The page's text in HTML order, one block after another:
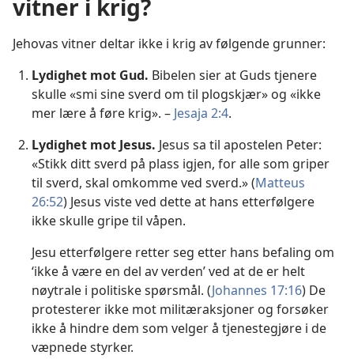
vitner i krig?
Jehovas vitner deltar ikke i krig av følgende grunner:
Lydighet mot Gud. Bibelen sier at Guds tjenere
skulle «smi sine sverd om til plogskjær» og «ikke
mer lære å føre krig». – Jesaja 2:4.
Lydighet mot Jesus. Jesus sa til apostelen Peter:
«Stikk ditt sverd på plass igjen, for alle som griper
til sverd, skal omkomme ved sverd.» (Matteus
26:52) Jesus viste ved dette at hans etterfølgere
ikke skulle gripe til våpen.
Jesu etterfølgere retter seg etter hans befaling om
‘ikke å være en del av verden’ ved at de er helt
nøytrale i politiske spørsmål. (Johannes 17:16) De
protesterer ikke mot militæraksjoner og forsøker
ikke å hindre dem som velger å tjenestegjøre i de
væpnede styrker.